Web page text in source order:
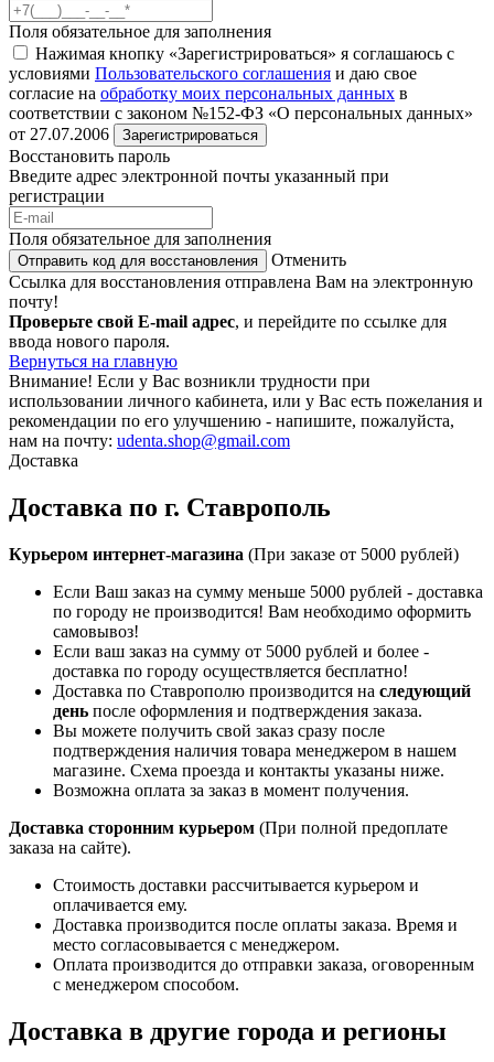
Поля обязательное для заполнения
Нажимая кнопку «Зарегистрироваться» я соглашаюсь с
условиями Пользовательского соглашения и даю свое
согласие на обработку моих персональных данных в
соответствии с законом №152-ФЗ «О персональных данных»
от 27.07.2006
Зарегистрироваться
Восстановить пароль
Введите адрес электронной почты указанный при
регистрации
Поля обязательное для заполнения
Отправить код для восстановления
Отменить
Ссылка для восстановления отправлена Вам на электронную
почту!
Проверьте свой E-mail адрес, и перейдите по ссылке для
ввода нового пароля.
Вернуться на главную
Внимание! Если у Вас возникли трудности при
использовании личного кабинета, или у Вас есть пожелания и
рекомендации по его улучшению - напишите, пожалуйста,
нам на почту: udenta.shop@gmail.com
Доставка
Доставка по г. Ставрополь
Курьером интернет-магазина (При заказе от 5000 рублей)
Если Ваш заказ на сумму меньше 5000 рублей - доставка
по городу не производится! Вам необходимо оформить
самовывоз!
Если ваш заказ на сумму от 5000 рублей и более -
доставка по городу осуществляется бесплатно!
Доставка по Ставрополю производится на следующий
день после оформления и подтверждения заказа.
Вы можете получить свой заказ сразу после
подтверждения наличия товара менеджером в нашем
магазине. Схема проезда и контакты указаны ниже.
Возможна оплата за заказ в момент получения.
Доставка сторонним курьером (При полной предоплате
заказа на сайте).
Стоимость доставки рассчитывается курьером и
оплачивается ему.
Доставка производится после оплаты заказа. Время и
место согласовывается с менеджером.
Оплата производится до отправки заказа, оговоренным
с менеджером способом.
Доставка в другие города и регионы